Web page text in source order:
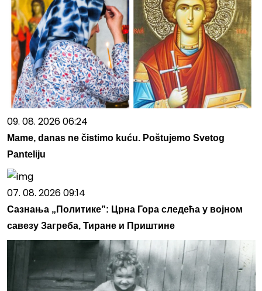
09. 08. 2026 06:24
Mame, danas ne čistimo kuću. Poštujemo Svetog
Panteliju
07. 08. 2026 09:14
Сазнања „Политике”: Црна Гора следећа у војном
савезу Загреба, Тиране и Приштине